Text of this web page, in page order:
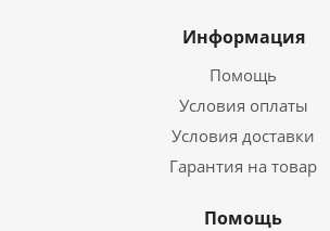
Информация
Помощь
Условия оплаты
Условия доставки
Гарантия на товар
Помощь